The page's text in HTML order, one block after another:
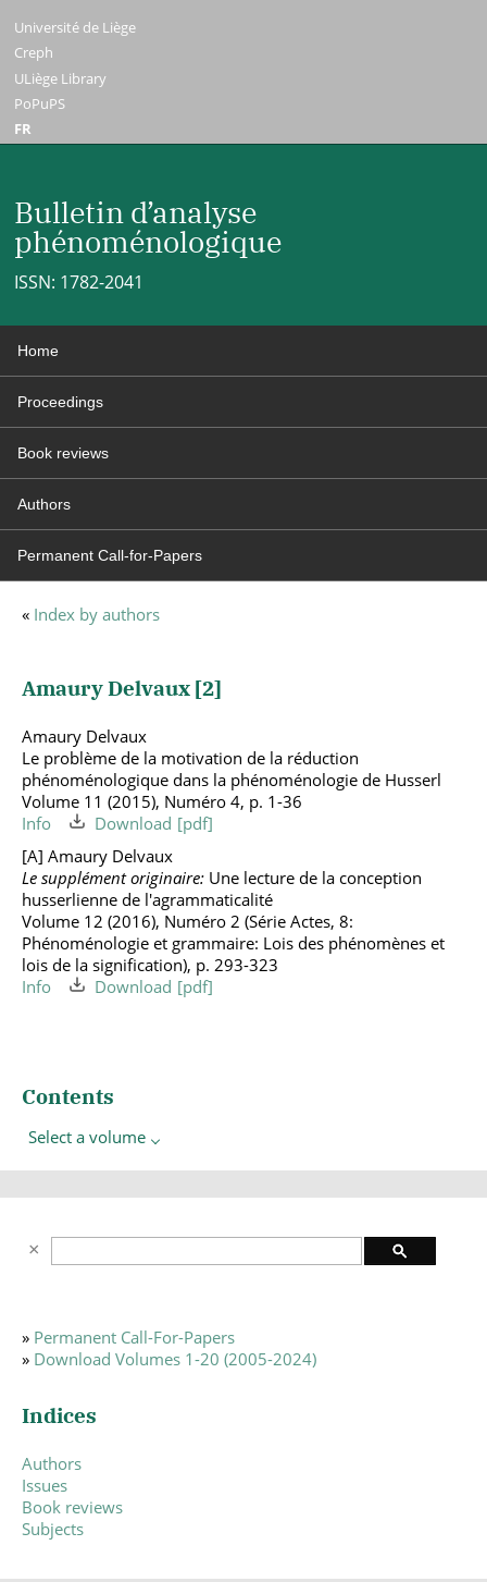
Université de Liège
Creph
ULiège Library
PoPuPS
FR
Bulletin d’analyse
phénoménologique
ISSN: 1782-2041
Home
Proceedings
Book reviews
Authors
Permanent Call-for-Papers
« Index by authors
Amaury Delvaux [2]
Amaury Delvaux
Le problème de la motivation de la réduction
phénoménologique dans la phénoménologie de Husserl
Volume 11 (2015), Numéro 4, p. 1-36
Info
Download
[A] Amaury Delvaux
Le supplément originaire: Une lecture de la conception
husserlienne de l'agrammaticalité
Volume 12 (2016), Numéro 2 (Série Actes, 8:
Phénoménologie et grammaire: Lois des phénomènes et
lois de la signification), p. 293-323
Info
Download
Contents
Select a volume
» Permanent Call-For-Papers
» Download Volumes 1-20 (2005-2024)
Indices
Authors
Issues
Book reviews
Subjects